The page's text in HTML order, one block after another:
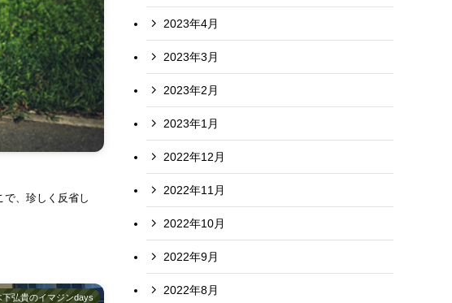
、珍しく反省し
弘貴のイマジンdays
2023年4月
2023年3月
2023年2月
2023年1月
2022年12月
2022年11月
2022年10月
2022年9月
2022年8月